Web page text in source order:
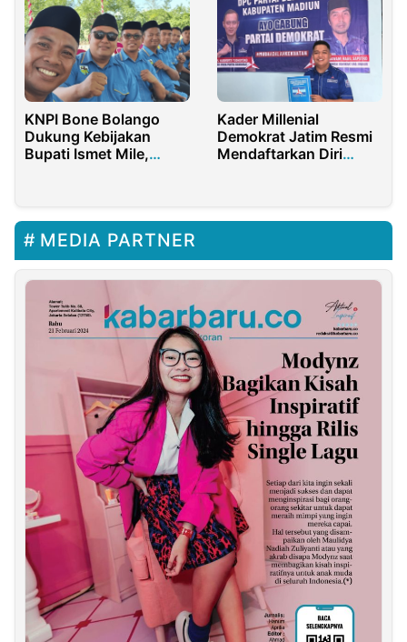
KNPI Bone Bolango
Dukung Kebijakan
Bupati Ismet Mile,
Kader Millenial
Demokrat Jatim Resmi
Mendaftarkan Diri
MEDIA PARTNER